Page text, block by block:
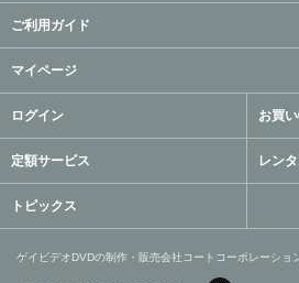
ご利用ガイド
マイページ
ログイン お買
定額サービス レン
トピックス
ゲイビデオDVDの制作・販売会社コートコーポレーショ